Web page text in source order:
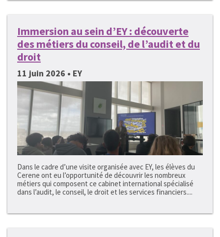
Immersion au sein d’EY : découverte
des métiers du conseil, de l’audit et du
droit
11 juin 2026 • EY
Dans le cadre d’une visite organisée avec EY, les élèves du
Cerene ont eu l’opportunité de découvrir les nombreux
métiers qui composent ce cabinet international spécialisé
dans l’audit, le conseil, le droit et les services financiers....